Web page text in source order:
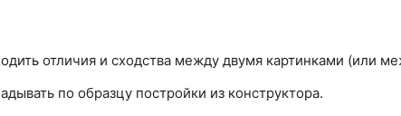
отличия и сходства между двумя картинками (или
по образцу постройки из конструктора.